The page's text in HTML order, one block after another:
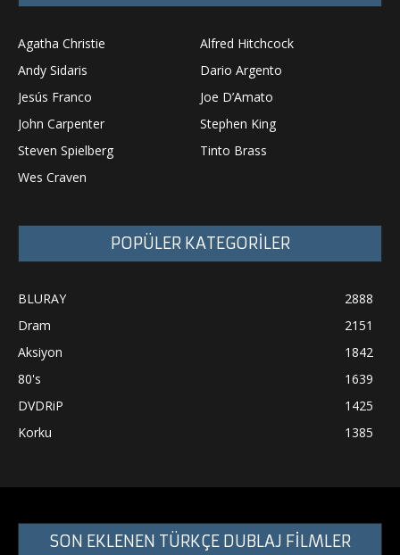
Agatha Christie
Alfred Hitchcock
Andy Sidaris
Dario Argento
Jesús Franco
Joe D’Amato
John Carpenter
Stephen King
Steven Spielberg
Tinto Brass
Wes Craven
POPÜLER KATEGORİLER
BLURAY
2888
Dram
2151
Aksiyon
1842
80's
1639
DVDRiP
1425
Korku
1385
SON EKLENEN TÜRKÇE DUBLAJ FİLMLER